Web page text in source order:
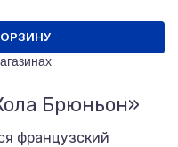
Брюньон»
французский